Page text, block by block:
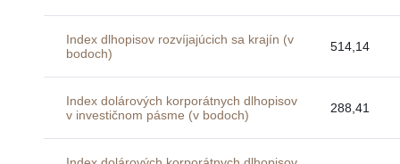
Index dlhopisov rozvíjajúcich sa krajín (v
bodoch)
514,14
Index dolárových korporátnych dlhopisov
v investičnom pásme (v bodoch)
288,41